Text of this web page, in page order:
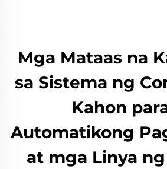
Mga Mataas na
sa Sistema ng
Kahon
Automatikong
at mga Linya